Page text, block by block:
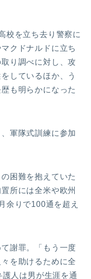
校を立ち去り警察に
クドナルドに立ち
り調べに対し、攻
しているほか、う
も明らかになった
軍隊式訓練に参加
困難を抱えていた
所には全米や欧州
余りで100通を超え
謝罪。「もう一度
を助けるために全
人は男が生涯を通